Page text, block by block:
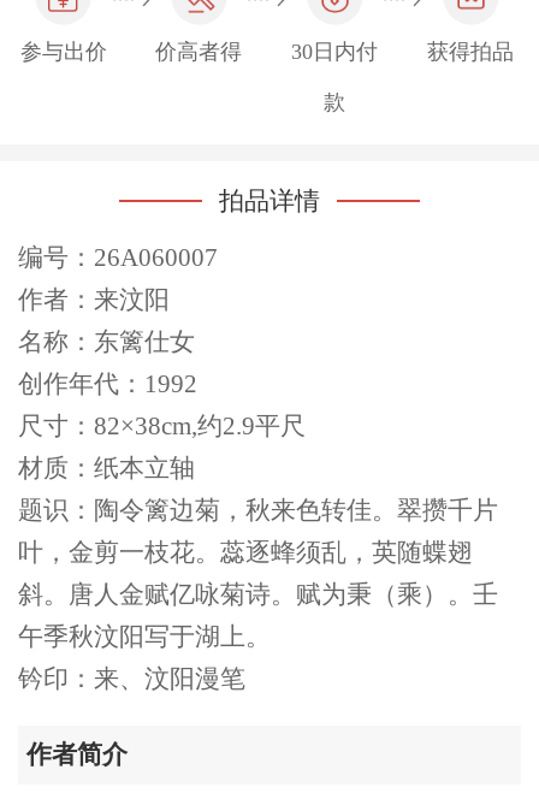
参与出价 价高者得 30日内付
款
获得拍品
拍品详情
编号：26A060007
作者：来汶阳
名称：东篱仕女
创作年代：1992
尺寸：82×38cm,约2.9平尺
材质：纸本立轴
题识：陶令篱边菊，秋来色转佳。翠攒千片
叶，金剪一枝花。蕊逐蜂须乱，英随蝶翅
斜。唐人金赋亿咏菊诗。赋为秉（乘）。壬
午季秋汶阳写于湖上。
钤印：来、汶阳漫笔
作者简介